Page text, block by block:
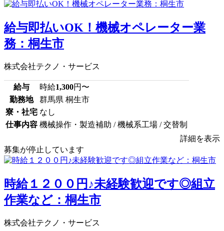
給与即払いOK！機械オペレーター業
務：桐生市
株式会社テクノ・サービス
給与 時給1,300円〜
勤務地
群馬県 桐生市
寮・社宅 なし
仕事内容 機械操作・製造補助 / 機械系工場 / 交替制
詳細を表示
募集が停止しています
時給１２００円♪未経験歓迎です◎組立
作業など：桐生市
株式会社テクノ・サービス